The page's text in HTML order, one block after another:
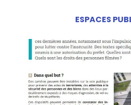
ESPACES